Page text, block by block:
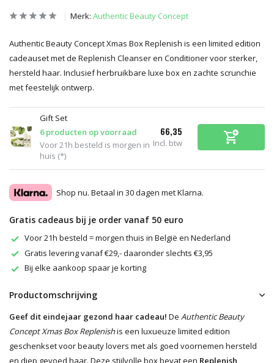
Merk: Authentic Beauty Concept
Authentic Beauty Concept Xmas Box Replenish is een limited edition
cadeauset met de Replenish Cleanser en Conditioner voor sterker,
hersteld haar. Inclusief herbruikbare luxe box en zachte scrunchie
met feestelijk ontwerp.
Gift Set
6 producten op voorraad
Voor 21h besteld is morgen in
huis (*)
66,35
Incl. btw
Shop nu. Betaal in 30 dagen met Klarna.
Gratis cadeaus bij je order vanaf 50 euro
Voor 21h besteld = morgen thuis in België en Nederland
Gratis levering vanaf €29,- daaronder slechts €3,95
Bij elke aankoop spaar je korting
Productomschrijving
Geef dit eindejaar gezond haar cadeau! De Authentic Beauty
Concept Xmas Box Replenishis een luxueuze limited edition
geschenkset voor beauty lovers met als goed voornemen hersteld
en diep gevoed haar. Deze stijlvolle box bevat een Replenish